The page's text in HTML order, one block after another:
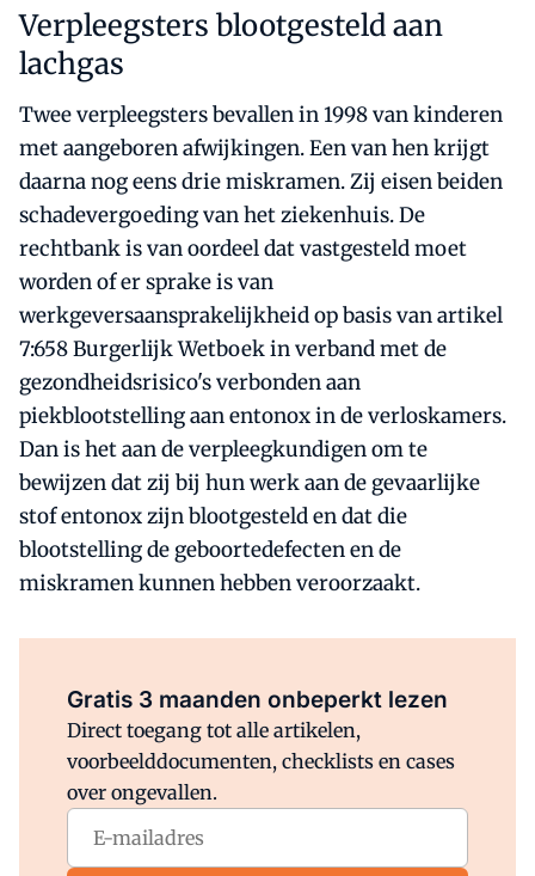
Verpleegsters blootgesteld aan
lachgas
Twee verpleegsters bevallen in 1998 van kinderen
met aangeboren afwijkingen. Een van hen krijgt
daarna nog eens drie miskramen. Zij eisen beiden
schadevergoeding van het ziekenhuis. De
rechtbank is van oordeel dat vastgesteld moet
worden of er sprake is van
werkgeversaansprakelijkheid op basis van artikel
7:658 Burgerlijk Wetboek in verband met de
gezondheidsrisico's verbonden aan
piekblootstelling aan entonox in de verloskamers.
Dan is het aan de verpleegkundigen om te
bewijzen dat zij bij hun werk aan de gevaarlijke
stof entonox zijn blootgesteld en dat die
blootstelling de geboortedefecten en de
miskramen kunnen hebben veroorzaakt.
Gratis 3 maanden onbeperkt lezen
Direct toegang tot alle artikelen,
voorbeelddocumenten, checklists en cases
over ongevallen.